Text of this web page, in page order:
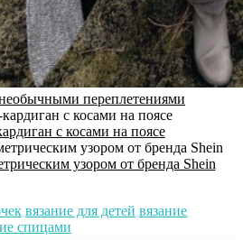
переплетениями
с косами на поясе
узором от бренда Shein
вязание для детей вязание
спицами